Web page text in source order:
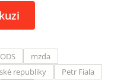
ODS
mzda
republiky
Petr Fiala